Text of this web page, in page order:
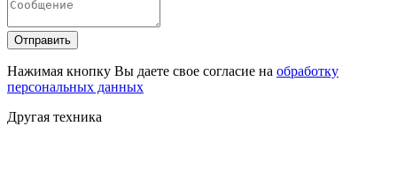
Отправить
Нажимая кнопку Вы даете свое согласие на обработку
персональных данных
Другая техника